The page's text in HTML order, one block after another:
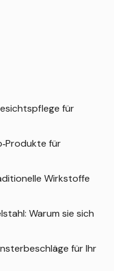
für
für
Wirkstoffe
Warum sie sich
für Ihr